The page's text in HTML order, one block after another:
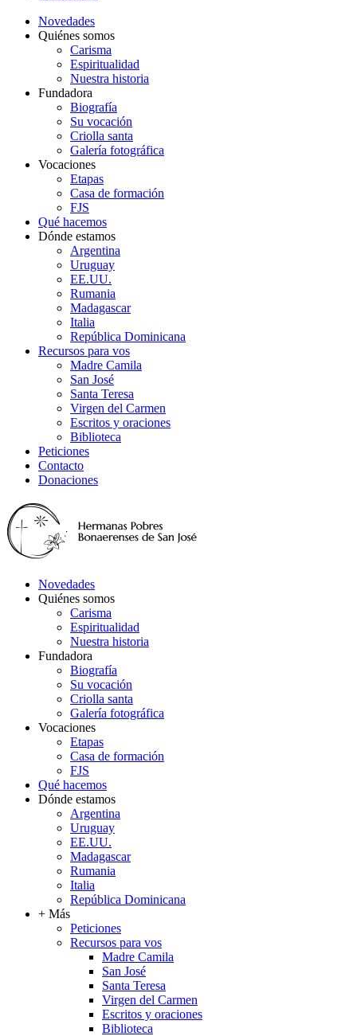
Novedades
Quiénes somos
Carisma
Espiritualidad
Nuestra historia
Fundadora
Biografía
Su vocación
Criolla santa
Galería fotográfica
Vocaciones
Etapas
Casa de formación
FJS
Qué hacemos
Dónde estamos
Argentina
Uruguay
EE.UU.
Rumania
Madagascar
Italia
República Dominicana
Recursos para vos
Madre Camila
San José
Santa Teresa
Virgen del Carmen
Escritos y oraciones
Biblioteca
Peticiones
Contacto
Donaciones
Novedades
Quiénes somos
Carisma
Espiritualidad
Nuestra historia
Fundadora
Biografía
Su vocación
Criolla santa
Galería fotográfica
Vocaciones
Etapas
Casa de formación
FJS
Qué hacemos
Dónde estamos
Argentina
Uruguay
EE.UU.
Madagascar
Rumania
Italia
República Dominicana
+ Más
Peticiones
Recursos para vos
Madre Camila
San José
Santa Teresa
Virgen del Carmen
Escritos y oraciones
Biblioteca